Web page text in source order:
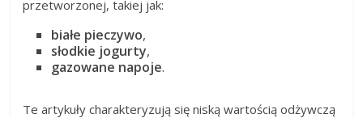
przetworzonej, takiej jak:
białe pieczywo,
słodkie jogurty,
gazowane napoje.
Te artykuły charakteryzują się niską wartością odżywczą